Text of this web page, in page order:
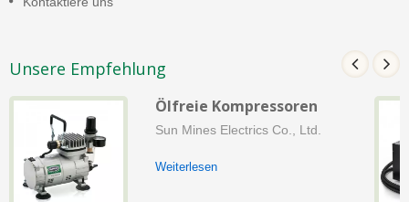
Unsere Empfehlung
Ölfreie Kompressoren
Sun Mines Electrics Co., Ltd.
Weiterlesen